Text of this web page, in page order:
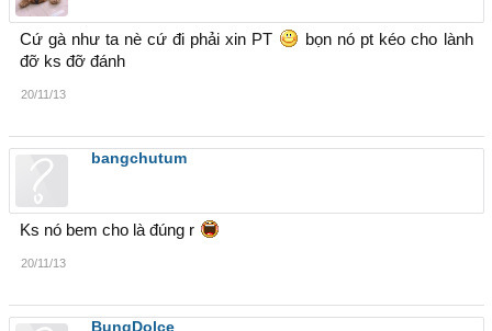
Cứ gà như ta nè cứ đi phải xin PT
bọn nó pt kéo cho lành
đỡ ks đỡ đánh
20/11/13
bangchutum
Ks nó bem cho là đúng r
20/11/13
BungDolce